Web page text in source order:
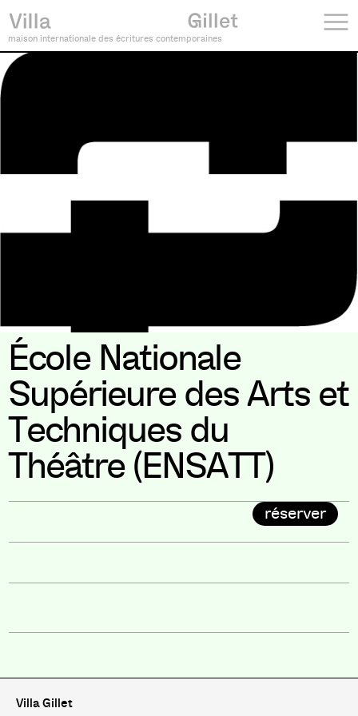
maison internationale des écritures contemporaines
École Nationale
Supérieure des Arts et
Techniques du
Théâtre (ENSATT)
réserver
Villa Gillet